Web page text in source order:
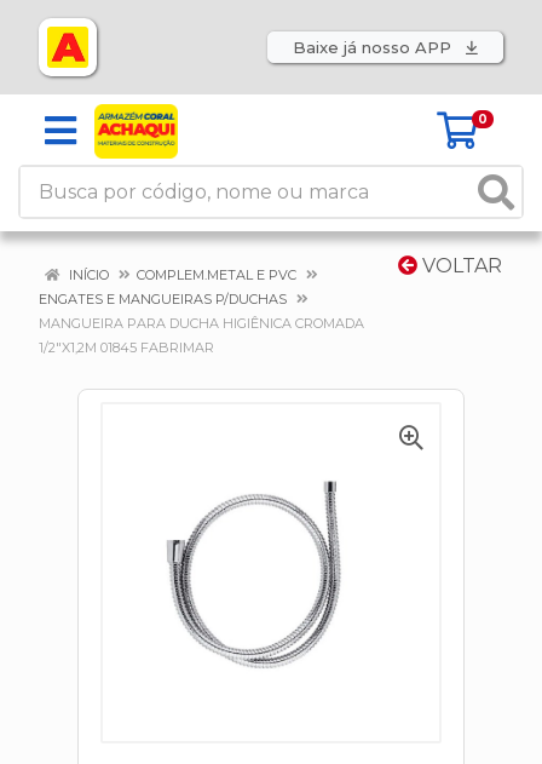
Baixe já nosso APP
0
VOLTAR
INÍCIO
COMPLEM.METAL E PVC
ENGATES E MANGUEIRAS P/DUCHAS
MANGUEIRA PARA DUCHA HIGIÊNICA CROMADA
1/2"X1,2M 01845 FABRIMAR